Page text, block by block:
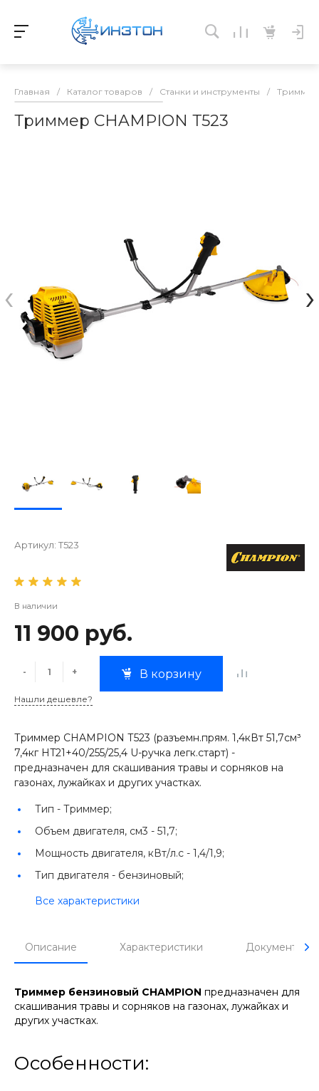
Главная / Каталог товаров / Станки и инструменты /
Триммер CHAMPION Т523
‹ ›
Артикул: Т523
В наличии
11 900 руб.
- + В корзину
Нашли дешевле?
Триммер CHAMPION Т523 (разъемн.прям. 1,4кВт 51,7см³
7,4кг HT21+40/255/25,4 U-ручка легк.старт) -
предназначен для скашивания травы и сорняков на
газонах, лужайках и других участках.
Тип - Триммер;
Объем двигателя, см3 - 51,7;
Мощность двигателя, кВт/л.с - 1,4/1,9;
Тип двигателя - бензиновый;
Все характеристики
Описание Характеристики Документы
Триммер бензиновый CHAMPION предназначен для
скашивания травы и сорняков на газонах, лужайках и
других участках.
Особенности: